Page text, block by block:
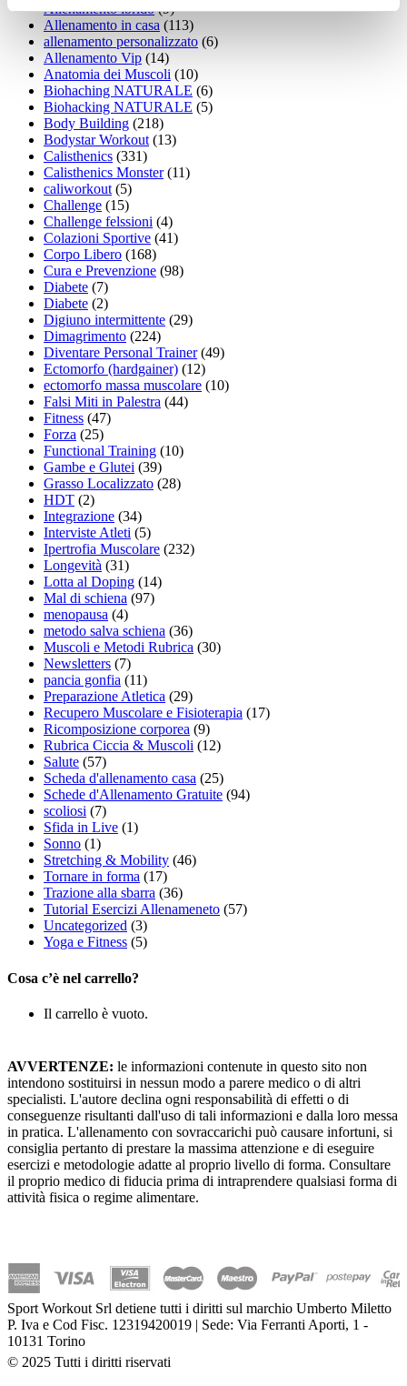
Allenamento ibrido(9)
Allenamento in casa (113)
allenamento personalizzato (6)
Allenamento Vip (14)
Anatomia dei Muscoli (10)
Biohaching NATURALE (6)
Biohacking NATURALE (5)
Body Building (218)
Bodystar Workout(13)
Calisthenics (331)
Calisthenics Monster(11)
caliworkout(5)
Challenge (15)
Challenge felssioni (4)
Colazioni Sportive (41)
Corpo Libero (168)
Cura e Prevenzione (98)
Diabete (7)
Diabete (2)
Digiuno intermittente (29)
Dimagrimento (224)
Diventare Personal Trainer(49)
Ectomorfo (hardgainer) (12)
ectomorfo massa muscolare (10)
Falsi Miti in Palestra (44)
Fitness (47)
Forza (25)
Functional Training (10)
Gambe e Glutei (39)
Grasso Localizzato (28)
HDT (2)
Integrazione (34)
Interviste Atleti (5)
Ipertrofia Muscolare (232)
Longevità (31)
Lotta al Doping (14)
Mal di schiena (97)
menopausa (4)
metodo salva schiena (36)
Muscoli e Metodi Rubrica (30)
Newsletters (7)
pancia gonfia (11)
Preparazione Atletica (29)
Recupero Muscolare e Fisioterapia (17)
Ricomposizione corporea (9)
Rubrica Ciccia & Muscoli (12)
Salute (57)
Scheda d'allenamento casa (25)
Schede d'Allenamento Gratuite (94)
scoliosi (7)
Sfida in Live (1)
Sonno (1)
Stretching & Mobility (46)
Tornare in forma (17)
Trazione alla sbarra (36)
Tutorial Esercizi Allenameneto (57)
Uncategorized (3)
Yoga e Fitness (5)
Cosa c’è nel carrello?
Il carrello è vuoto.
AVVERTENZE: le informazioni contenute in questo sito non
intendono sostituirsi in nessun modo a parere medico o di altri
specialisti. L'autore declina ogni responsabilità di effetti o di
conseguenze risultanti dall'uso di tali informazioni e dalla loro messa
in pratica. L'allenamento con sovraccarichi può causare infortuni, si
consiglia pertanto di prestare la massima attenzione e di eseguire
esercizi e metodologie adatte al proprio livello di forma. Consultare
il proprio medico di fiducia prima di intraprendere qualsiasi forma di
attività fisica o regime alimentare.
Sport Workout Srl detiene tutti i diritti sul marchio Umberto Miletto
P. Iva e Cod Fisc. 12319420019 | Sede: Via Ferranti Aporti, 1 -
10131 Torino
© 2025 Tutti i diritti riservati